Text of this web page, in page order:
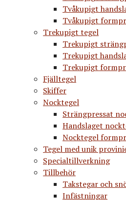
Tvåkupigt
Tvåkupigt
Trekupigt tegel
Trekupigt
Trekupigt
Trekupigt
Fjälltegel
Skiffer
Nocktegel
Strängpressat
Handslaget
Nocktegel
Tegel med unik
Specialtillverkning
Tillbehör
Takstegar och
Infästningar